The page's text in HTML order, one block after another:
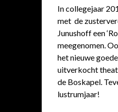
In collegejaar
met de
Junushoff een
meegenomen.
het nieuwe
uitverkocht
de Boskapel.
lustrumjaar!